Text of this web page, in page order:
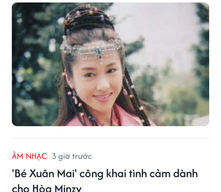
ÂM NHẠC 3 giờ trước
'Bé Xuân Mai' công khai tình cảm dành
cho Hòa Minzy